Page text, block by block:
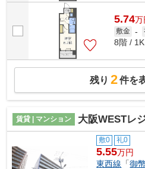
5.74万
敷金 -
8階 /
残り 2件を
賃貸 | マンション 大阪WESTレ
敷0 礼0
5.55万円
東西線 「御